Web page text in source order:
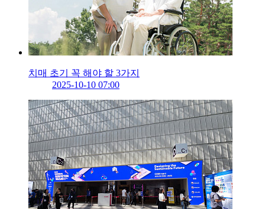
치매 초기 꼭 해야 할 3가지
2025-10-10 07:00